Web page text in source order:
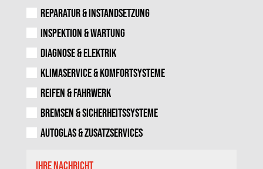
Reparatur & Instandsetzung
Inspektion & Wartung
Diagnose & Elektrik
Klimaservice & Komfortsysteme
Reifen & Fahrwerk
Bremsen & Sicherheitssysteme
Autoglas & Zusatzservices